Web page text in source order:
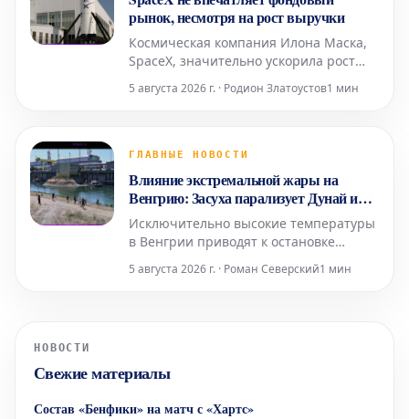
секторе.
рынок, несмотря на рост выручки
Космическая компания Илона Маска,
SpaceX, значительно ускорила рост
демонстрировать убытки. Эта
фондовом рынке ожидается еще одно
5 августа 2026 г. · Родион Златоустов1 мин
ГЛАВНЫЕ НОВОСТИ
Влияние экстремальной жары на
Венгрию: Засуха парализует Дунай и
угрожает энергетике
Исключительно высокие температуры
в Венгрии приводят к остановке
угрозу перегрузки национальной
5 августа 2026 г. · Роман Северский1 мин
НОВОСТИ
Свежие материалы
Состав «Бенфики» на матч с «Хартс»